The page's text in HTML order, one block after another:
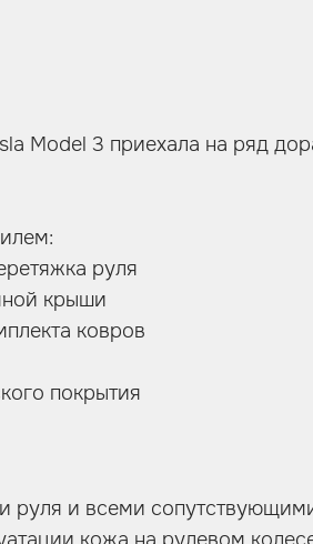
Model 3 приехала на ряд
руля
крыши
ковров
покрытия
руля и всеми